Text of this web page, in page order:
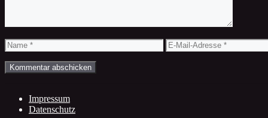
Name
E-
Mail-
Impressum
Datenschutz